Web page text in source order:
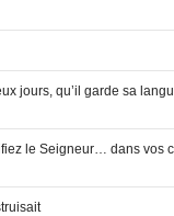
jours, qu’il garde sa
le Seigneur… dans vos